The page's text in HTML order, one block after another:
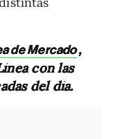
de Mercado,
con las
del día.